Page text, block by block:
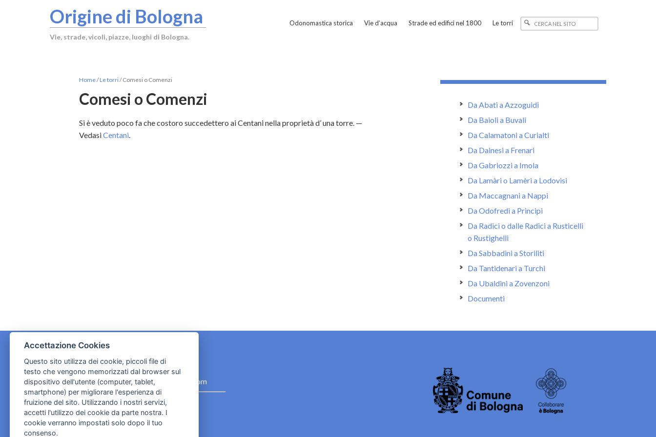
Origine di Bologna
Vie, strade, vicoli, piazze, luoghi di Bologna.
Odonomastica storica Vie d’acqua Strade ed edifici nel 1800 Le torri
Home/Le torri/Comesi o Comenzi
Comesi o Comenzi
Si è veduto poco fa che costoro succedettero ai Centani nella proprietà d’ una torre. —
VedasiCentani.
Da Abati a Azzoguidi
Da Baioli a Buvali
Da Calamatoni a Curialti
Da Dainesi a Frenari
Da Gabriozzi a Imola
Da Lamàri o Lamèri a Lodovisi
Da Maccagnani a Nappi
Da Odofredi a Principi
Da Radici o dalle Radici a Rusticelli
o Rustighelli
Da Sabbadini a Storiliti
Da Tantidenari a Turchi
Da Ubaldini a Zovenzoni
Documenti
CONTATTI
contact.originebologna@gmail.com
Cookies e informativa privacy
Accettazione Cookies
Questo sito utilizza dei cookie, piccoli file di
testo che vengono memorizzati dal browser sul
dispositivo dell'utente (computer, tablet,
smartphone) per migliorare l'esperienza di
fruizione del sito. Utilizzando i nostri servizi,
accetti l'utilizzo dei cookie da parte nostra. I
cookie verranno impostati solo dopo il tuo
consenso.